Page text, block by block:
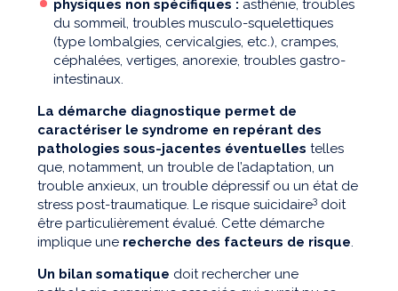
physiques non spécifiques : asthénie, troubles
du sommeil, troubles musculo-squelettiques
(type lombalgies, cervicalgies, etc.), crampes,
céphalées, vertiges, anorexie, troubles gastro-
intestinaux.
La démarche diagnostique permet de
caractériser le syndrome en repérant des
pathologies sous-jacentes éventuelles telles
que, notamment, un trouble de l’adaptation, un
trouble anxieux, un trouble dépressif ou un état de
stress post-traumatique. Le risque suicidaire3 doit
être particulièrement évalué. Cette démarche
implique une recherche des facteurs de risque.
Un bilan somatique doit rechercher une